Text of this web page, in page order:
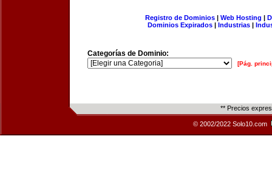
Registro de Dominios| Web Hosting |
Dominios Expirados | Industrias |
Categorías de Dominio:
[Pág.
** Precios
© 2002/2022 Solo10.com